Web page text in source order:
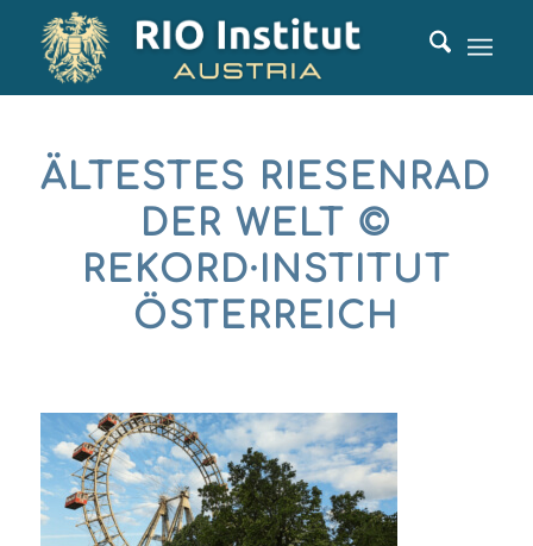
ÄLTESTES RIESENRAD
DER WELT ©
REKORD·INSTITUT
ÖSTERREICH